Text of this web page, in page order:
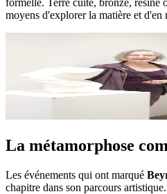
moyens d'explorer la matière et d'en
La métamorphose
Les événements qui ont marqué
chapitre dans son parcours artistique.